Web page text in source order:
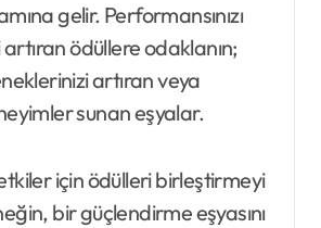
gelir. Performansınızı
ödüllere odaklanın;
artıran veya
sunan eşyalar.
için ödülleri birleştirmeyi
bir güçlendirme eşyasını